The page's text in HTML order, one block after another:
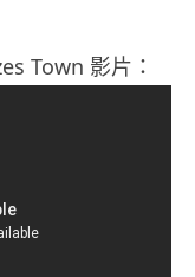
Town 影片：